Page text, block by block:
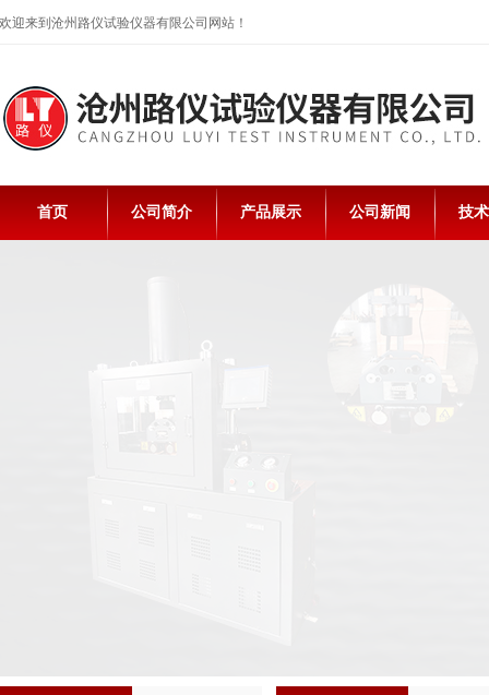
欢迎来到沧州路仪试验仪器有限公司网站！
首页 公司简介 产品展示 公司新闻 技